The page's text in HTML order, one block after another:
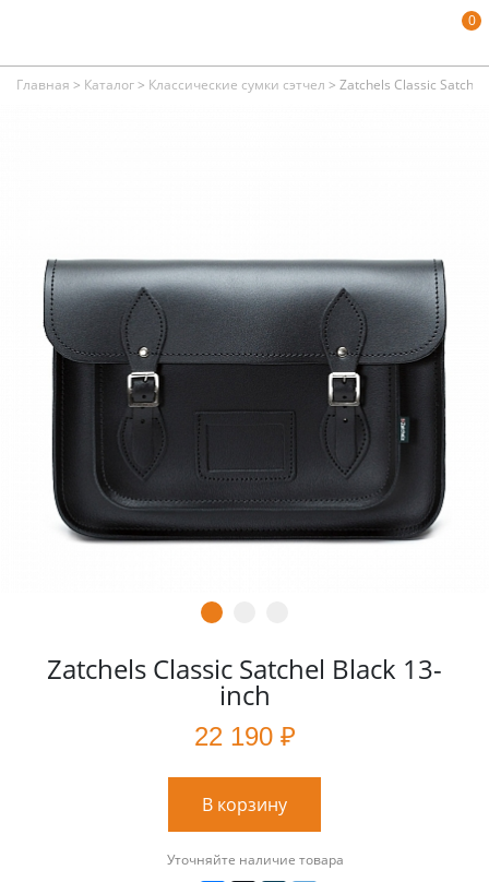
0
Главная > Каталог> Классические сумки сэтчел > Zatchels Classic
Zatchels Classic Satchel Black 13-
inch
22 190 ₽
В корзину
Уточняйте наличие товара